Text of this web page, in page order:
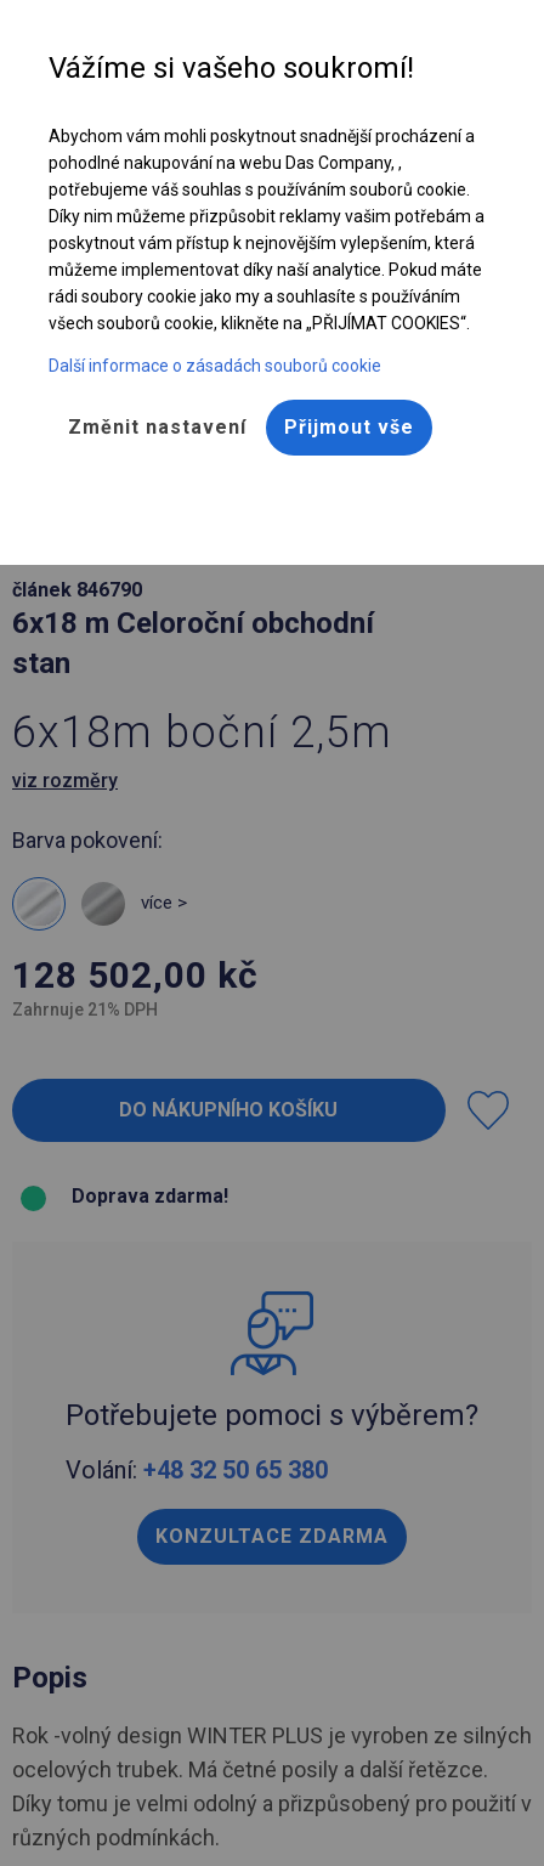
Stáhněte si nabídku PDF
článek 846790
6x18 m Celoroční obchodní
stan
6x18m boční 2,5m
viz rozměry
Barva pokovení:
více >
128 502,00 kč
Zahrnuje 21% DPH
Doprava zdarma!
Potřebujete pomoci s výběrem?
Volání: +48 32 50 65 380
KONZULTACE ZDARMA
Popis
Rok -volný design WINTER PLUS je vyroben ze silných
ocelových trubek. Má četné posily a další řetězce.
Díky tomu je velmi odolný a přizpůsobený pro použití v
různých podmínkách.
Vážíme si vašeho soukromí!
Abychom vám mohli poskytnout snadnější procházení a
pohodlné nakupování na webu Das Company, ,
potřebujeme váš souhlas s používáním souborů cookie.
Díky nim můžeme přizpůsobit reklamy vašim potřebám a
poskytnout vám přístup k nejnovějším vylepšením, která
můžeme implementovat díky naší analytice. Pokud máte
rádi soubory cookie jako my a souhlasíte s používáním
všech souborů cookie, klikněte na „PŘIJÍMAT COOKIES“.
Další informace o zásadách souborů cookie
Změnit nastavení Přijmout vše